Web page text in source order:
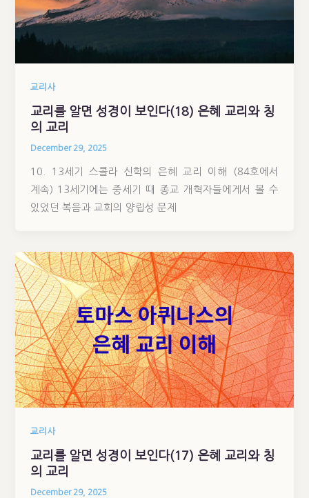
교리사
교리를 알면 성경이 보인다(18) 은혜 교리와 칭
의 교리
December 29, 2025
10. 13세기 스콜라 신학의 은혜 교리 이해 (84호에서
계속) 13세기에는 중세기 때 종교 개혁자들에게서 볼 수
있었던 복음과 교회의 양립성 문제
교리사
교리를 알면 성경이 보인다(17) 은혜 교리와 칭
의 교리
December 29, 2025